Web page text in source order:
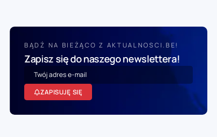
BĄDŹ NA BIEŻĄCO Z AKTUALNOSCI.BE!
Zapisz się do naszego newslettera!
ZAPISUJĘ SIĘ